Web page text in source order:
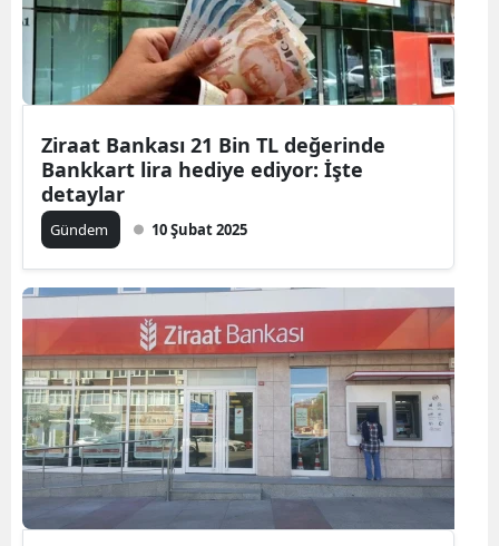
Ziraat Bankası 21 Bin TL değerinde
Bankkart lira hediye ediyor: İşte
detaylar
Gündem 10 Şubat 2025